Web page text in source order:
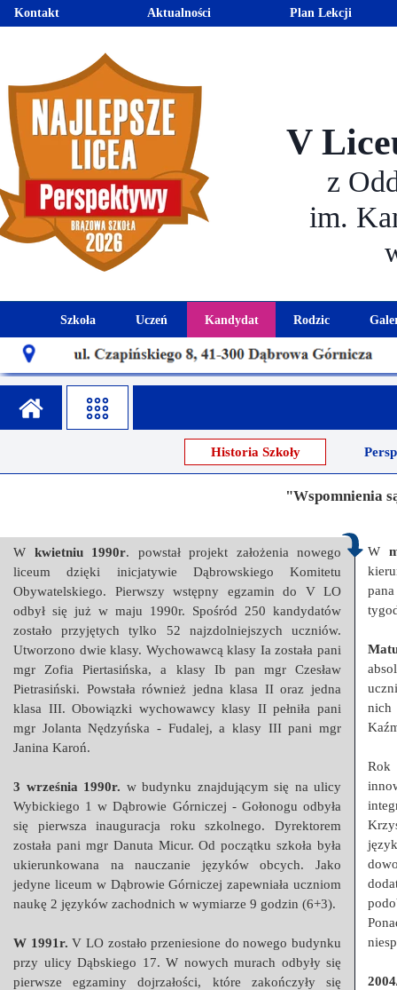
Historia Szkoły
W
nich
W kwietniu 1990r. powstał projekt założenia nowego
liceum dzięki inicjatywie Dąbrowskiego Komitetu
Obywatelskiego. Pierwszy wstępny egzamin do V LO
odbył się już w maju 1990r. Spośród 250 kandydatów
zostało przyjętych tylko 52 najzdolniejszych uczniów.
Utworzono dwie klasy. Wychowawcą klasy Ia została pani
mgr Zofia Piertasińska, a klasy Ib pan mgr Czesław
Pietrasiński. Powstała również jedna klasa II oraz jedna
klasa III. Obowiązki wychowawcy klasy II pełniła pani
mgr Jolanta Nędzyńska - Fudalej, a klasy III pani mgr
Janina Karoń.
3 września 1990r. w budynku znajdującym się na ulicy
Wybickiego 1 w Dąbrowie Górniczej - Gołonogu odbyła
się pierwsza inauguracja roku szkolnego. Dyrektorem
została pani mgr Danuta Micur. Od początku szkoła była
ukierunkowana na nauczanie języków obcych. Jako
jedyne liceum w Dąbrowie Górniczej zapewniała uczniom
naukę 2 języków zachodnich w wymiarze 9 godzin (6+3).
W 1991r. V LO zostało przeniesione do nowego budynku
przy ulicy Dąbskiego 17. W nowych murach odbyły się
pierwsze egzaminy dojrzałości, które zakończyły się
"Wspomnienia
Rodzic
Harmonogram
Rada
Szkoła
Historia szkoły
Patron szkoły
Misja szkoły
Kadra pedagogiczna
Edukator roku
Ambasador Zamoyskiego
Biblioteka szkolna
Pedagog i Psycholog
Uczeń
Kalendarz roku szkolnego
Wymagania edukacyjne
Matura
Projekty edukacyjne
Rzecznik Praw Ucznia
mLegitymacja
Konkursy, wykłady
Doradca Zawodowy
Wyszukiwarka uczelni
Przerwy szkolne
Kandydat
Aktualności dla
Oferta edukacyjna
Ważne terminy
Regulamin rekrutacji
Dlaczego Zamoyski?
System rekrutacji
V
z
im.
Plan Lekcji
Aktualności
Kontakt